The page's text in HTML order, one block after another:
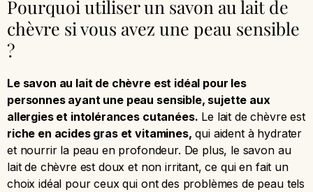
Pourquoi utiliser un savon au lait de
chèvre si vous avez une peau sensible
?
Le savon au lait de chèvre est idéal pour les
personnes ayant une peau sensible, sujette aux
allergies et intolérances cutanées. Le lait de chèvre est
riche en acides gras et vitamines, qui aident à hydrater
et nourrir la peau en profondeur. De plus, le savon au
lait de chèvre est doux et non irritant, ce qui en fait un
choix idéal pour ceux qui ont des problèmes de peau tels